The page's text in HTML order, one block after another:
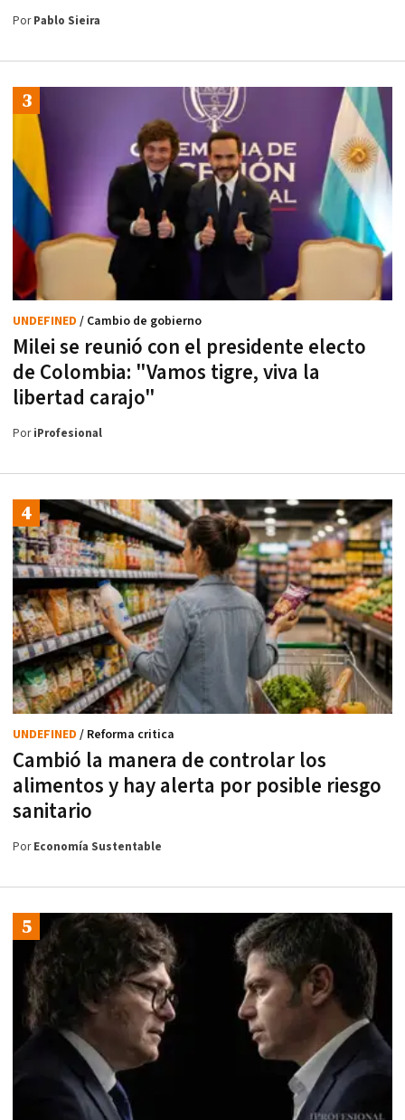
PorPablo Sieira
Milei se reunió con el presidente electo
de Colombia: "Vamos tigre, viva la
libertad carajo"
UNDEFINED / Cambio de gobierno
PoriProfesional
Cambió la manera de controlar los
alimentos y hay alerta por posible riesgo
sanitario
UNDEFINED / Reforma critica
PorEconomía Sustentable